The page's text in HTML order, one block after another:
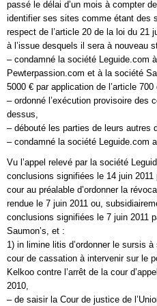
passé le délai d’un mois à compter
identifier ses sites comme étant des
respect de l’article 20 de la loi du 21
à l’issue desquels il sera à nouveau
– condamné la société Leguide.com
Pewterpassion.com et à la société
5000 € par application de l’article
– ordonné l’exécution provisoire des
dessus,
– débouté les parties de leurs autres
– condamné la société Leguide.com
Vu l’appel relevé par la société
conclusions signifiées le 14 juin
cour au préalable d’ordonner la
rendue le 7 juin 2011 ou,
conclusions signifiées le 7 juin 2011
Saumon’s, et :
1) in limine litis d’ordonner le sursis
cour de cassation à intervenir sur le
Kelkoo contre l’arrêt de la cour
2010,
– de saisir la Cour de justice de